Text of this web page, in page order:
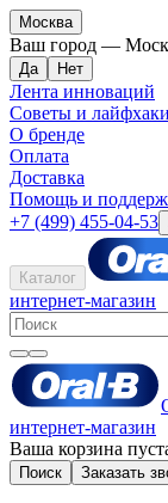
Москва
Ваш город —
Лента инноваций
Советы и лайфхаки
О бренде
Оплата
Доставка
Помощь и
+7 (499) 455-04-53
Каталог
интернет-магазин
интернет-магазин
Ваша корзина
Поиск Заказать